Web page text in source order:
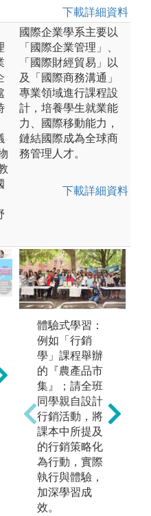
下載詳細資料
國際企業學系主要以
「國際企業管理」、
「國際財經貿易」以
及「國際商務溝通」
專業領域進行課程設
計，培養學生就業能
力、國際移動能力，
鏈結國際成為全球商
務管理人才。
下載詳細資料
團隊學習：藉
由課程規劃，
例如：海外研
習、管理課
程、實務講座
等，讓學生進
行小團體討
論，進而達到
體驗式學習：
例如「行銷
學」課程舉辦
的『農產品市
集』；請全班
同學親自設計
行銷活動，將
課本中所提及
的行銷策略化
為行動，實際
執行與體驗，
加深學習成
效。